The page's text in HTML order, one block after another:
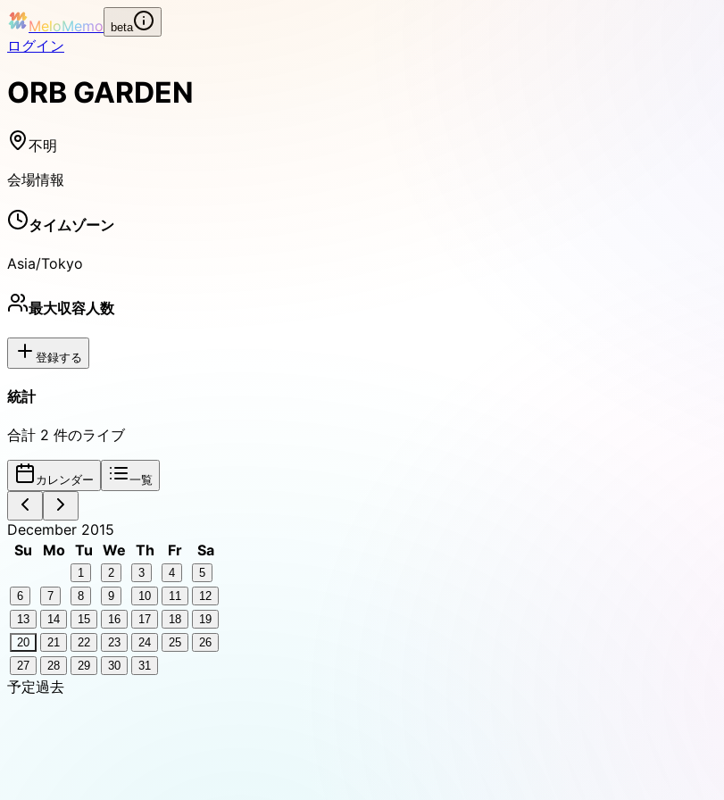
MeloMemo beta
ログイン
ORB GARDEN
不明
会場情報
タイムゾーン
Asia/Tokyo
最大収容人数
登録する
統計
合計 2 件のライブ
カレンダー 一覧
December 2015
Su
Mo Tu We Th Fr Sa
1 2 3 4
5
6
7 8 9 10 11
12
13
14 15 16 17 18
19
20
21 22 23 24 25
26
27
28 29 30 31
予定過去